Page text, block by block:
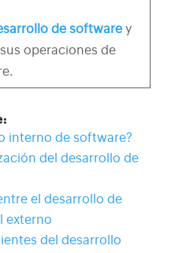
de software y
operaciones de
interno de software?
del desarrollo de
el desarrollo de
externo
del desarrollo